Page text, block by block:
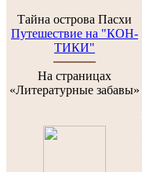
Тайна острова Пасхи
Путешествие на "КОН-
ТИКИ"
На страницах
«Литературные забавы»